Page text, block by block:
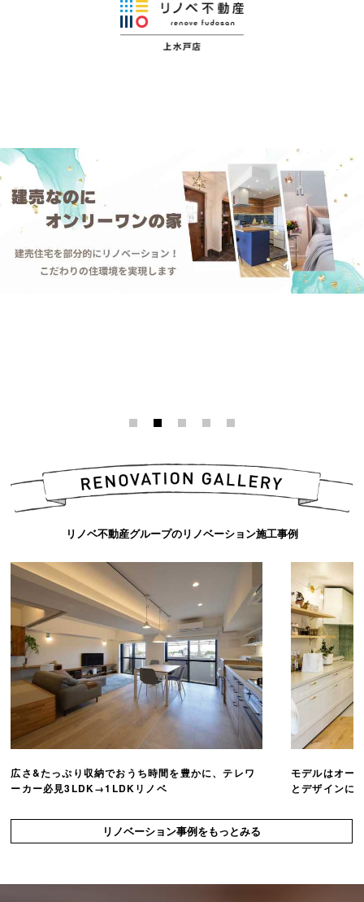
リノベ不動産グループのリノベーション施工事例
広さ&たっぷり収納でおうち時間を豊かに、テレワ
ーカー必見3LDK→1LDKリノベ
モデルはオー
とデザインに
リノベーション事例をもっとみる